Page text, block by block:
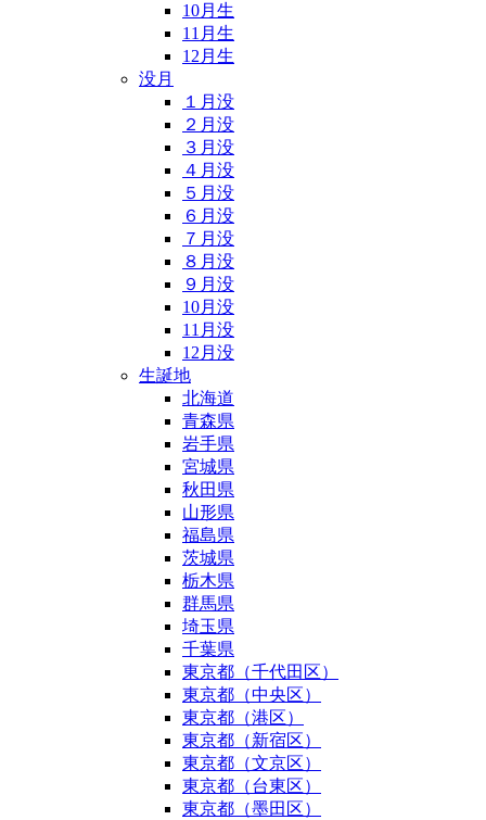
10月生
11月生
12月生
没月
１月没
２月没
３月没
４月没
５月没
６月没
７月没
８月没
９月没
10月没
11月没
12月没
生誕地
北海道
青森県
岩手県
宮城県
秋田県
山形県
福島県
茨城県
栃木県
群馬県
埼玉県
千葉県
東京都（千代田区）
東京都（中央区）
東京都（港区）
東京都（新宿区）
東京都（文京区）
東京都（台東区）
東京都（墨田区）